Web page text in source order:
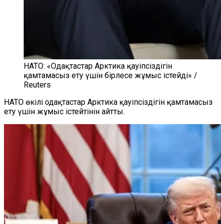
НАТО: «Одақтастар Арктика қауіпсіздігін
қамтамасыз ету үшін бірлесе жұмыс істейді» /
Reuters
НАТО өкілі одақтастар Арктика қауіпсіздігін қамтамасыз
ету үшін жұмыс істейтінін айтты.